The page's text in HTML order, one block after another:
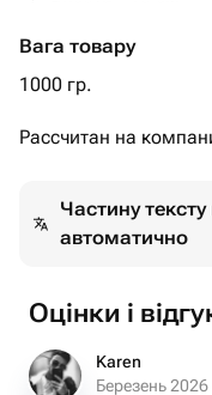
Начинка и бисквит
Вага товару
1000 гр.
Рассчитан на
Частину
автоматично
Оцінки і
Karen
Березень 2026